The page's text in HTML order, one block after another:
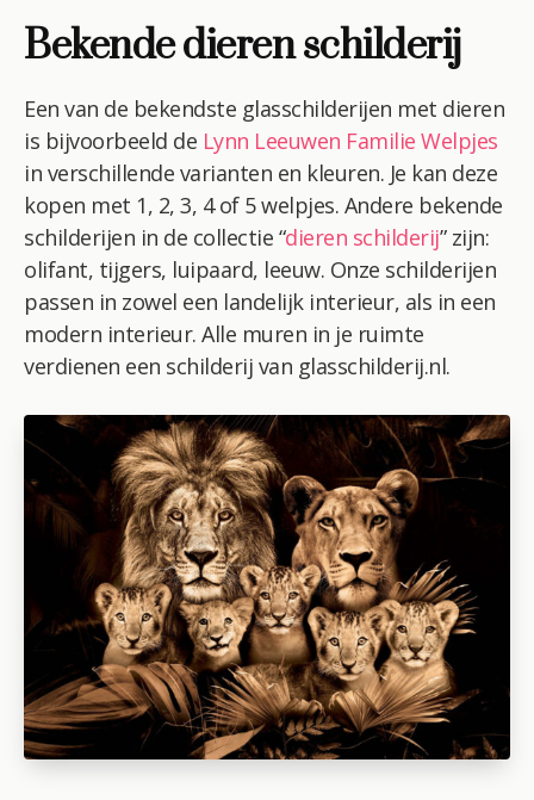
Bekende dieren schilderij
Een van de bekendste glasschilderijen met dieren
is bijvoorbeeld de Lynn Leeuwen Familie Welpjes
in verschillende varianten en kleuren. Je kan deze
kopen met 1, 2, 3, 4 of 5 welpjes. Andere bekende
schilderijen in de collectie “dieren schilderij” zijn:
olifant, tijgers, luipaard, leeuw. Onze schilderijen
passen in zowel een landelijk interieur, als in een
modern interieur. Alle muren in je ruimte
verdienen een schilderij van glasschilderij.nl.